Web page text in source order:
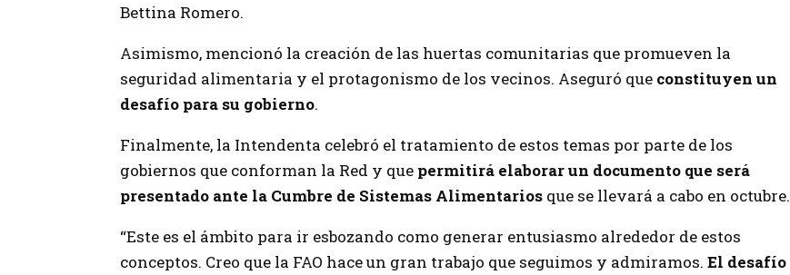
Bettina Romero.
Asimismo, mencionó la creación de las huertas comunitarias que promueven la
seguridad alimentaria y el protagonismo de los vecinos. Aseguró que constituyen un
desafío para su gobierno.
Finalmente, la Intendenta celebró el tratamiento de estos temas por parte de los
gobiernos que conforman la Red y que permitirá elaborar un documento que será
presentado ante la Cumbre de Sistemas Alimentarios que se llevará a cabo en octubre.
“Este es el ámbito para ir esbozando como generar entusiasmo alrededor de estos
conceptos. Creo que la FAO hace un gran trabajo que seguimos y admiramos. El desafío